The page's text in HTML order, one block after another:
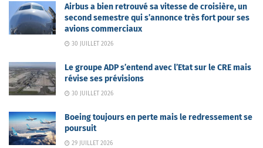
Airbus a bien retrouvé sa vitesse de croisière, un
second semestre qui s’annonce très fort pour ses
avions commerciaux
30 JUILLET 2026
Le groupe ADP s’entend avec l’Etat sur le CRE mais
révise ses prévisions
30 JUILLET 2026
Boeing toujours en perte mais le redressement se
poursuit
29 JUILLET 2026